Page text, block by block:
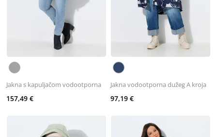
Jakna s kapuljačom vodootporna
157,49 €
Jakna vodootporna dužeg A kroja
97,19 €